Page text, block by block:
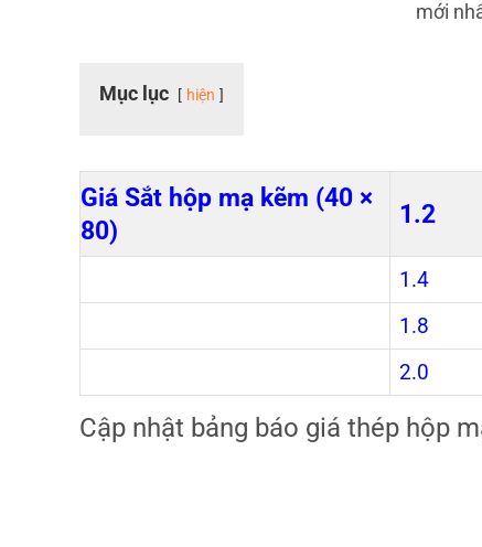
mới
Mục lục hiện
Giá Sắt hộp mạ kẽm (40 ×
80)
1.2
1.4
1.8
2.0
Cập nhật bảng báo giá thép hộp